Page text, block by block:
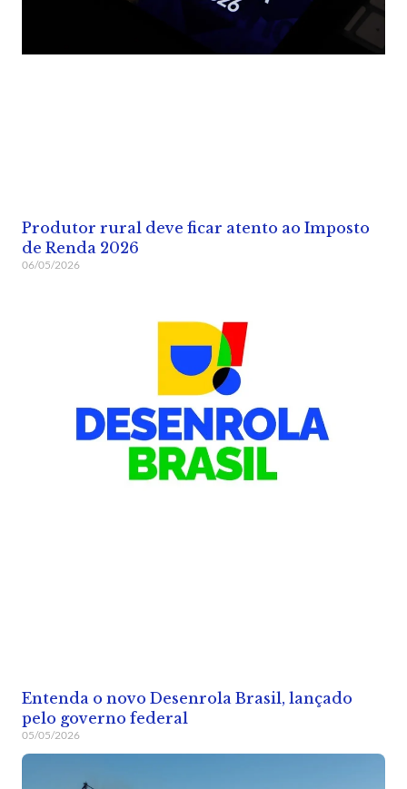
Produtor rural deve ficar atento ao Imposto
de Renda 2026
06/05/2026
Entenda o novo Desenrola Brasil, lançado
pelo governo federal
05/05/2026